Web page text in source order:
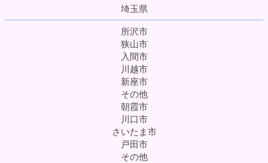
埼玉県
所沢市
狭山市
入間市
川越市
新座市
その他
朝霞市
川口市
さいたま市
戸田市
その他